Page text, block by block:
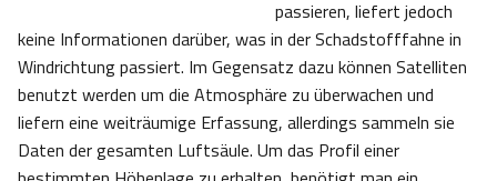
passieren, liefert jedoch
keine Informationen darüber, was in der Schadstofffahne in
Windrichtung passiert. Im Gegensatz dazu können Satelliten
benutzt werden um die Atmosphäre zu überwachen und
liefern eine weiträumige Erfassung, allerdings sammeln sie
Daten der gesamten Luftsäule. Um das Profil einer